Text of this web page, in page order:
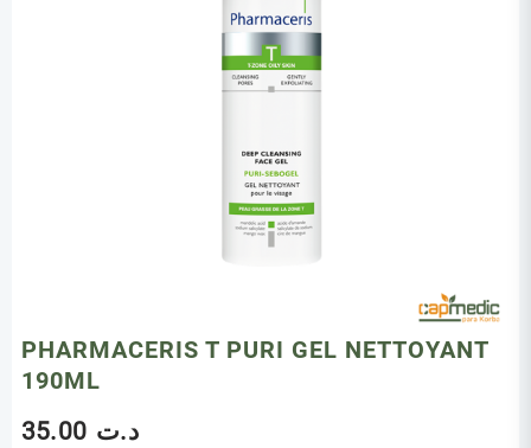
PHARMACERIS T PURI GEL NETTOYANT
190ML
د.ت